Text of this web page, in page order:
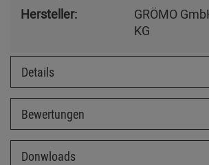
Hersteller:
GRÖMO
KG
Details
Bewertungen
Donwloads